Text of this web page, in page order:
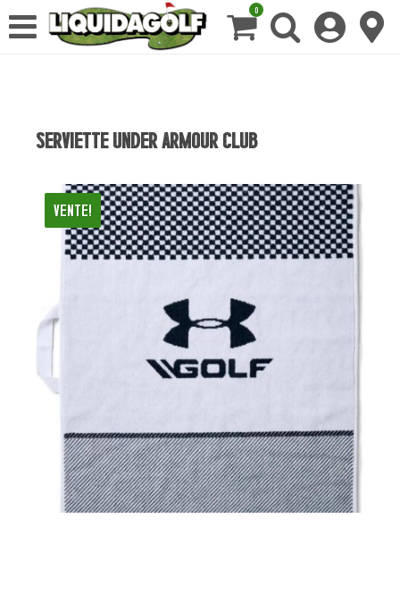
0
SERVIETTE UNDER ARMOUR CLUB
Vente!